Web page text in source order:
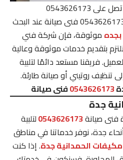
شركة تنظيف مكيفات بجدة 0543626173 فنى صيانة عند البحث
موثوقة، فإن شركة فني
بتقديم خدمات موثوقة وعالية
فريقنا مستعد دائمًا لتلبية
تنظيف روتيني أو صيانة طارئة.
0543626173فنى صيانة
جدة
فنى صيانة0543626173لتلبية
جدة، نوفر خدماتنا في مناطق
الحمدانية جدة. إذا كنت